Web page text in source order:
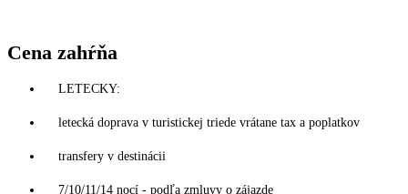
Cena zahŕňa
LETECKY:
letecká doprava v turistickej triede vrátane tax a poplatkov
transfery v destinácii
7/10/11/14 nocí - podľa zmluvy o zájazde